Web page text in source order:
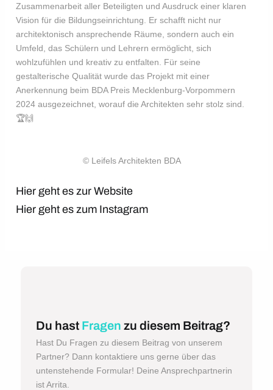
Zusammenarbeit aller Beteiligten und Ausdruck einer klaren
Vision für die Bildungseinrichtung. Er schafft nicht nur
architektonisch ansprechende Räume, sondern auch ein
Umfeld, das Schülern und Lehrern ermöglicht, sich
wohlzufühlen und kreativ zu entfalten. Für seine
gestalterische Qualität wurde das Projekt mit einer
Anerkennung beim BDA Preis Mecklenburg-Vorpommern
2024 ausgezeichnet, worauf die Architekten sehr stolz sind.
🏆🙌
© Leifels Architekten BDA
Hier geht es zur Website
Hier geht es zum Instagram
Du hast Fragen zu diesem Beitrag?
Hast Du Fragen zu diesem Beitrag von unserem
Partner? Dann kontaktiere uns gerne über das
untenstehende Formular! Deine Ansprechpartnerin
ist Arrita.